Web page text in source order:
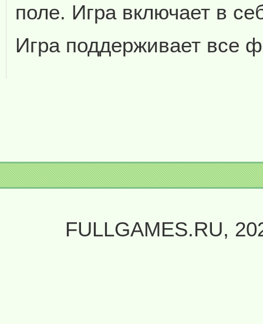
поле. Игра включает в
Игра поддерживает все
FULLGAMES.RU,